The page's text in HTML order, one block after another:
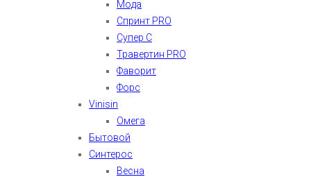
Мода
Спринт PRO
Супер С
Травертин PRO
Фаворит
Форс
Vinisin
Омега
Бытовой
Синтерос
Весна